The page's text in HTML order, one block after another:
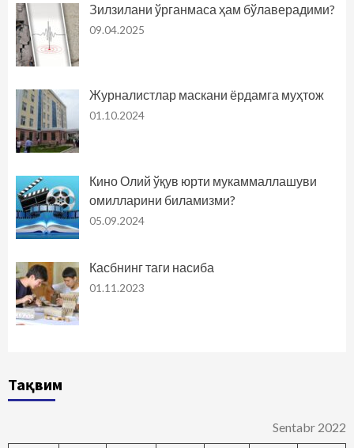
Зилзилани ўрганмаса ҳам бўлаверадими?
09.04.2025
Журналистлар маскани ёрдамга муҳтож
01.10.2024
Кино Олий ўқув юрти мукаммаллашуви
омилларини биламизми?
05.09.2024
Касбнинг таги насиба
01.11.2023
Тақвим
Sentabr 2022